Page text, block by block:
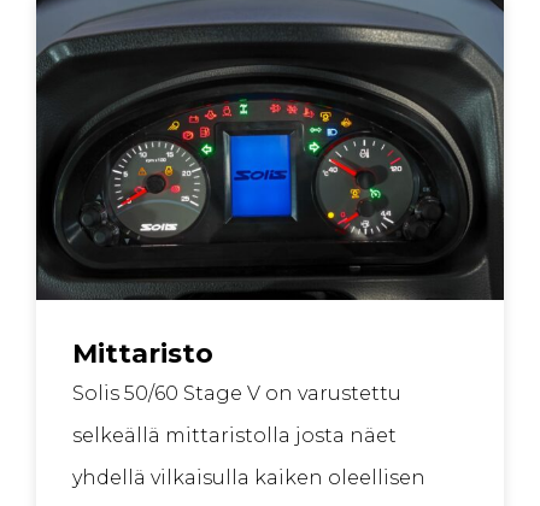
Mittaristo
Solis 50/60 Stage V on varustettu
selkeällä mittaristolla josta näet
yhdellä vilkaisulla kaiken oleellisen